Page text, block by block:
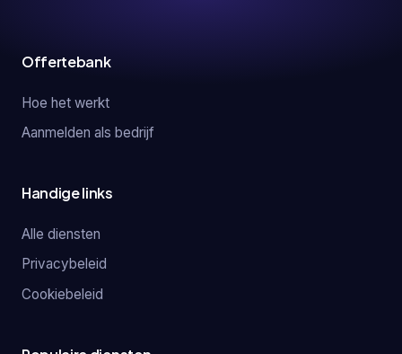
Offertebank
Hoe het werkt
Aanmelden als bedrijf
Handige links
Alle diensten
Privacybeleid
Cookiebeleid